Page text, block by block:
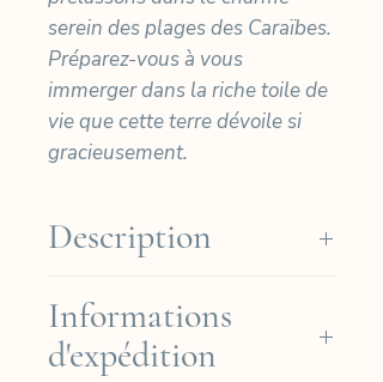
serein des plages des Caraïbes.
Préparez-vous à vous
immerger dans la riche toile de
vie que cette terre dévoile si
gracieusement.
Description
à la main sur du papier Arches
Platine de haute qualité (Coton
Informations
d'expédition